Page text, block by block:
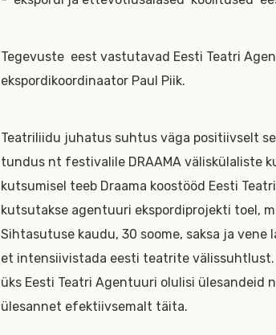
Tegevuste eest vastutavad Eesti Teatri
ekspordikoordinaator Paul Piik.
Teatriliidu juhatus suhtus väga positiivselt
tundus nt festivalile DRAAMA väliskülaliste
kutsumisel teeb Draama koostööd Eesti
kutsutakse agentuuri ekspordiprojekti toel,
Sihtasutuse kaudu, 30 soome, saksa ja
et intensiivistada eesti teatrite
üks Eesti Teatri Agentuuri olulisi ülesandeid
ülesannet efektiivsemalt täita.